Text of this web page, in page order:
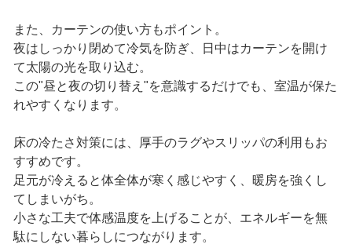
また、カーテンの使い方もポイント。
夜はしっかり閉めて冷気を防ぎ、日中はカーテンを開け
て太陽の光を取り込む。
この"昼と夜の切り替え"を意識するだけでも、室温が保た
れやすくなります。
床の冷たさ対策には、厚手のラグやスリッパの利用もお
すすめです。
足元が冷えると体全体が寒く感じやすく、暖房を強くし
てしまいがち。
小さな工夫で体感温度を上げることが、エネルギーを無
駄にしない暮らしにつながります。